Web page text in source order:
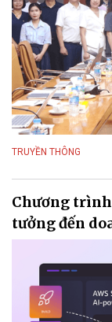
TRUYỀN THÔNG
Chương
tưởng đến